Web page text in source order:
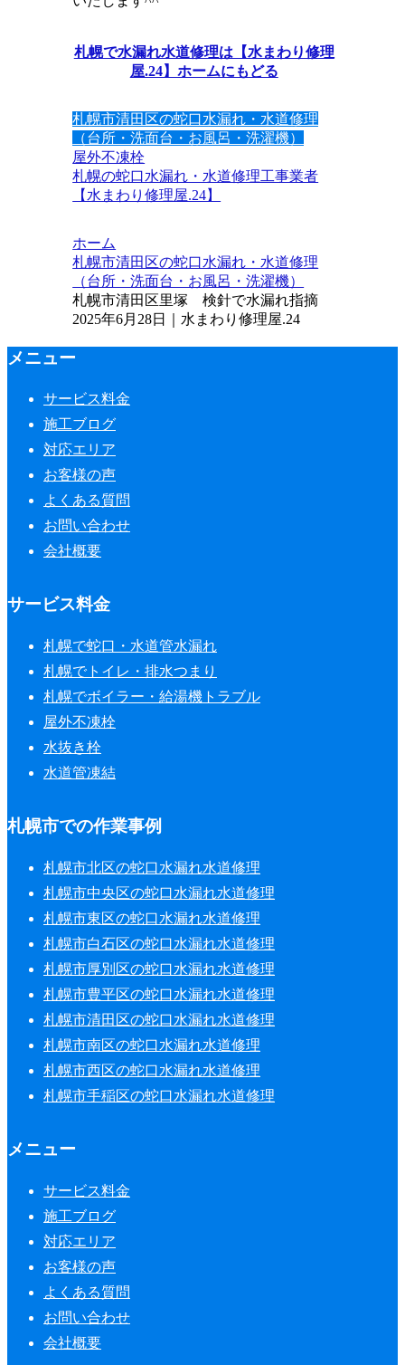
札幌で水漏れ水道修理は【水まわり修理
屋.24】ホームにもどる
札幌市清田区の蛇口水漏れ・水道修理
（台所・洗面台・お風呂・洗濯機）
屋外不凍栓
札幌の蛇口水漏れ・水道修理工事業者
【水まわり修理屋.24】
ホーム
札幌市清田区の蛇口水漏れ・水道修理
（台所・洗面台・お風呂・洗濯機）
札幌市清田区里塚 検針で水漏れ指摘
2025年6月28日｜水まわり修理屋.24
メニュー
サービス料金
施工ブログ
対応エリア
お客様の声
よくある質問
お問い合わせ
会社概要
サービス料金
札幌で蛇口・水道管水漏れ
札幌でトイレ・排水つまり
札幌でボイラー・給湯機トラブル
屋外不凍栓
水抜き栓
水道管凍結
札幌市での作業事例
札幌市北区の蛇口水漏れ水道修理
札幌市中央区の蛇口水漏れ水道修理
札幌市東区の蛇口水漏れ水道修理
札幌市白石区の蛇口水漏れ水道修理
札幌市厚別区の蛇口水漏れ水道修理
札幌市豊平区の蛇口水漏れ水道修理
札幌市清田区の蛇口水漏れ水道修理
札幌市南区の蛇口水漏れ水道修理
札幌市西区の蛇口水漏れ水道修理
札幌市手稲区の蛇口水漏れ水道修理
メニュー
サービス料金
施工ブログ
対応エリア
お客様の声
よくある質問
お問い合わせ
会社概要